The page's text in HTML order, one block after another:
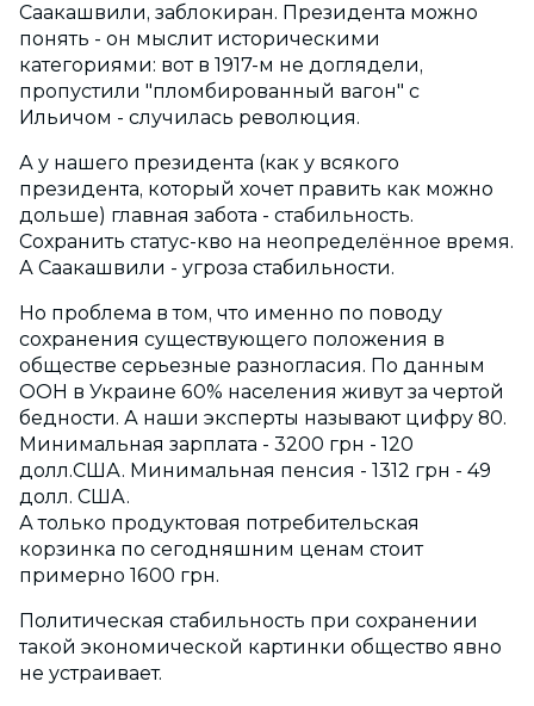
Саакашвили, заблокиран. Президента можно
понять - он мыслит историческими
категориями: вот в 1917-м не доглядели,
пропустили "пломбированный вагон" с
Ильичом - случилась революция.
А у нашего президента (как у всякого
президента, который хочет править как можно
дольше) главная забота - стабильность.
Сохранить статус-кво на неопределённое время.
А Саакашвили - угроза стабильности.
Но проблема в том, что именно по поводу
сохранения существующего положения в
обществе серьезные разногласия. По данным
ООН в Украине 60% населения живут за чертой
бедности. А наши эксперты называют цифру 80.
Минимальная зарплата - 3200 грн - 120
долл.США. Минимальная пенсия - 1312 грн - 49
долл. США.
А только продуктовая потребительская
корзинка по сегодняшним ценам стоит
примерно 1600 грн.
Политическая стабильность при сохранении
такой экономической картинки общество явно
не устраивает.